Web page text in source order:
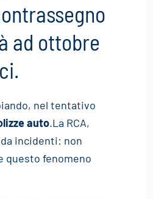
ad ottobre
nel tentativo
auto.La RCA,
incidenti: non
questo fenomeno